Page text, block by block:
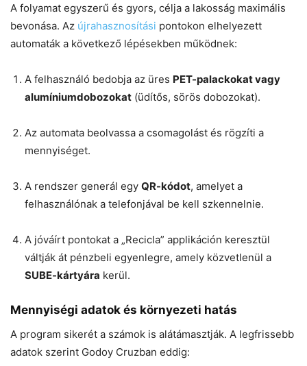
A folyamat egyszerű és gyors, célja a lakosság maximális
bevonása. Az újrahasznosítási pontokon elhelyezett
automaták a következő lépésekben működnek:
A felhasználó bedobja az üres PET-palackokat vagy
alumíniumdobozokat (üdítős, sörös dobozokat).
Az automata beolvassa a csomagolást és rögzíti a
mennyiséget.
A rendszer generál egy QR-kódot, amelyet a
felhasználónak a telefonjával be kell szkennelnie.
A jóváírt pontokat a „Recicla” applikáción keresztül
váltják át pénzbeli egyenlegre, amely közvetlenül a
SUBE-kártyára kerül.
Mennyiségi adatok és környezeti hatás
A program sikerét a számok is alátámasztják. A legfrissebb
adatok szerint Godoy Cruzban eddig: